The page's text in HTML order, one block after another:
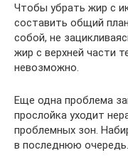
Чтобы убрать жир с
составить общий
собой, не
жир с верхней части
невозможно.
Еще одна проблема
прослойка уходит
проблемных зон.
в последнюю очередь.